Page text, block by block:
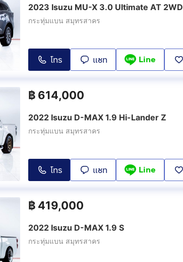
2023 Isuzu MU-X 3.0 Ultimate AT 2WD
กระทุ่มแบน สมุทรสาคร
โทร แชท Line
฿ 614,000
2022 Isuzu D-MAX 1.9 Hi-Lander Z
กระทุ่มแบน สมุทรสาคร
โทร แชท Line
฿ 419,000
2022 Isuzu D-MAX 1.9 S
กระทุ่มแบน สมุทรสาคร